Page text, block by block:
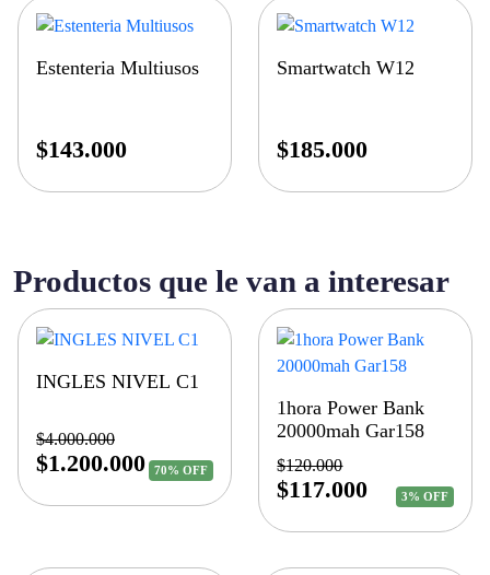
Estenteria Multiusos
$143.000
Smartwatch W12
$185.000
Productos que le van a interesar
INGLES NIVEL C1
$4.000.000
$1.200.000 70% OFF
1hora Power Bank
20000mah Gar158
$120.000
$117.000 3% OFF